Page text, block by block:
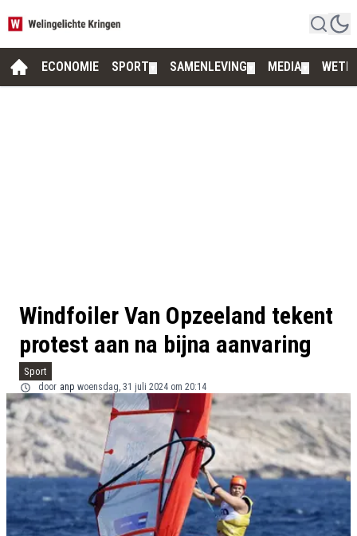
ECONOMIE SPORT SAMENLEVING MEDIA
Windfoiler Van Opzeeland tekent
protest aan na bijna aanvaring
Sport
door anp woensdag, 31 juli 2024 om 20:14